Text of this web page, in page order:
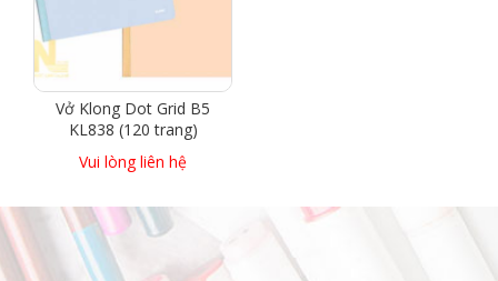
Vở Klong Dot Grid B5
KL838 (120 trang)
Vui lòng liên hệ